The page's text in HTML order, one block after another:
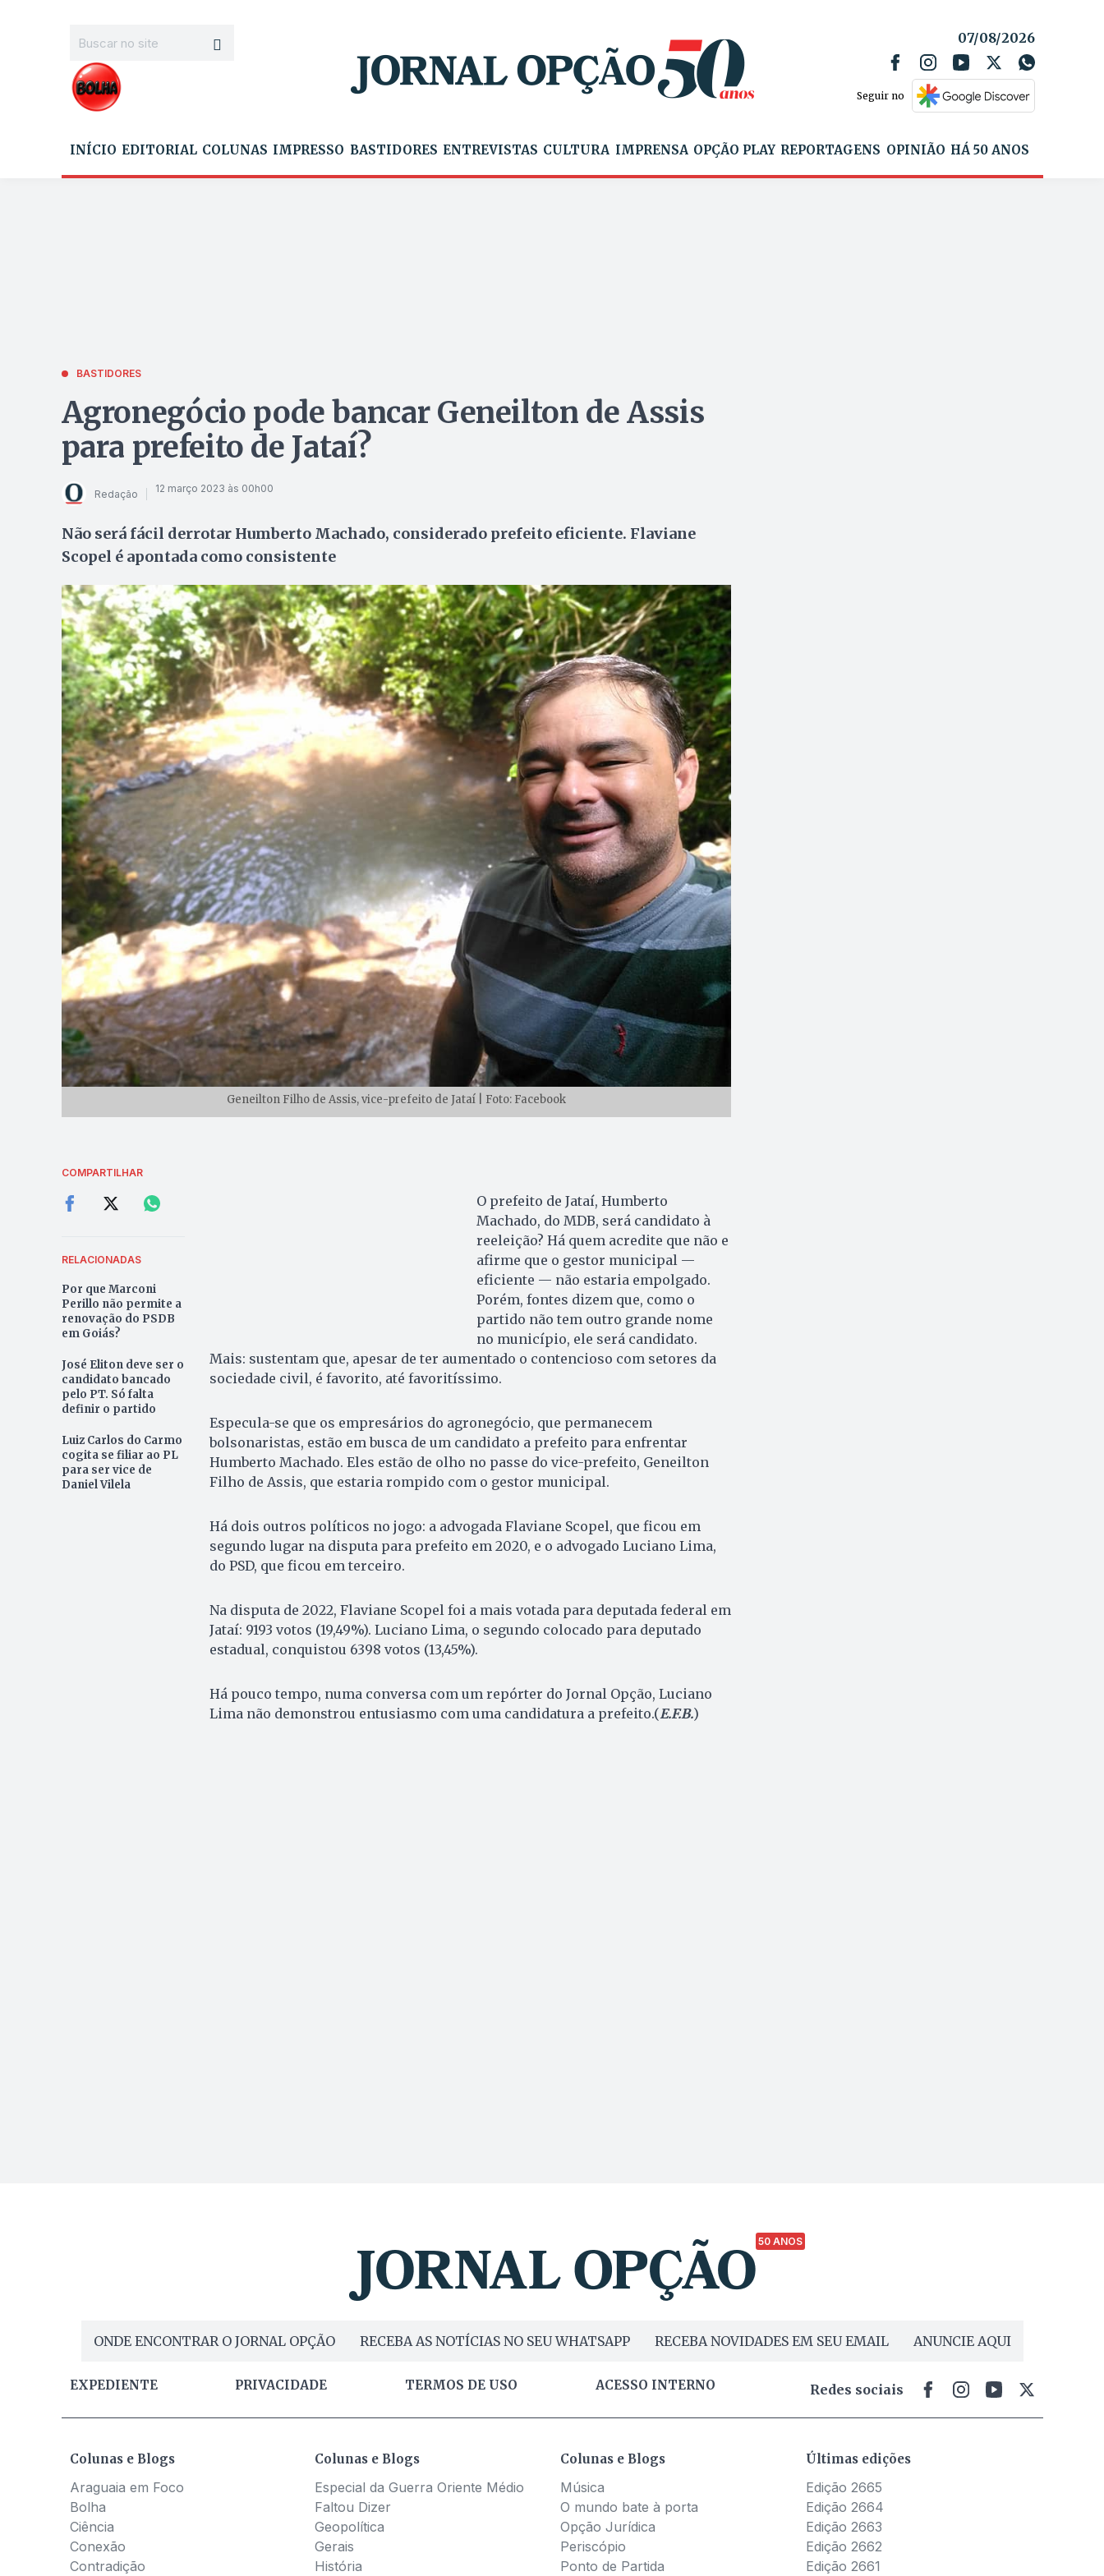
07/08/2026
Seguir no
INÍCIO EDITORIAL COLUNAS IMPRESSO BASTIDORES ENTREVISTAS CULTURA IMPRENSA OPÇÃO PLAY REPORTAGENS OPINIÃO HÁ 50 ANOS
BASTIDORES
Agronegócio pode bancar Geneilton de Assis
para prefeito de Jataí?
Redação 12 março 2023 às 00h00
Não será fácil derrotar Humberto Machado, considerado prefeito eficiente. Flaviane
Scopel é apontada como consistente
Geneilton Filho de Assis, vice-prefeito de Jataí | Foto: Facebook
COMPARTILHAR
RELACIONADAS
Por que Marconi
Perillo não permite a
renovação do PSDB
em Goiás?
José Eliton deve ser o
candidato bancado
pelo PT. Só falta
definir o partido
Luiz Carlos do Carmo
cogita se filiar ao PL
para ser vice de
Daniel Vilela
O prefeito de Jataí, Humberto
Machado, do MDB, será candidato à
reeleição? Há quem acredite que não e
afirme que o gestor municipal —
eficiente — não estaria empolgado.
Porém, fontes dizem que, como o
partido não tem outro grande nome
no município, ele será candidato.
Mais: sustentam que, apesar de ter aumentado o contencioso com setores da
sociedade civil, é favorito, até favoritíssimo.
Especula-se que os empresários do agronegócio, que permanecem
bolsonaristas, estão em busca de um candidato a prefeito para enfrentar
Humberto Machado. Eles estão de olho no passe do vice-prefeito, Geneilton
Filho de Assis, que estaria rompido com o gestor municipal.
Há dois outros políticos no jogo: a advogada Flaviane Scopel, que ficou em
segundo lugar na disputa para prefeito em 2020, e o advogado Luciano Lima,
do PSD, que ficou em terceiro.
Na disputa de 2022, Flaviane Scopel foi a mais votada para deputada federal em
Jataí: 9193 votos (19,49%). Luciano Lima, o segundo colocado para deputado
estadual, conquistou 6398 votos (13,45%).
Há pouco tempo, numa conversa com um repórter do Jornal Opção, Luciano
Lima não demonstrou entusiasmo com uma candidatura a prefeito.(E.F.B.)
50 ANOS
ONDE ENCONTRAR O JORNAL OPÇÃO RECEBA AS NOTÍCIAS NO SEU WHATSAPP RECEBA NOVIDADES EM SEU EMAIL ANUNCIE AQUI
EXPEDIENTE PRIVACIDADE TERMOS DE USO ACESSO INTERNO Redes sociais
Colunas e Blogs
Araguaia em Foco
Bolha
Ciência
Conexão
Contradição
Colunas e Blogs
Especial da Guerra Oriente Médio
Faltou Dizer
Geopolítica
Gerais
História
Colunas e Blogs
Música
O mundo bate à porta
Opção Jurídica
Periscópio
Ponto de Partida
Últimas edições
Edição 2665
Edição 2664
Edição 2663
Edição 2662
Edição 2661